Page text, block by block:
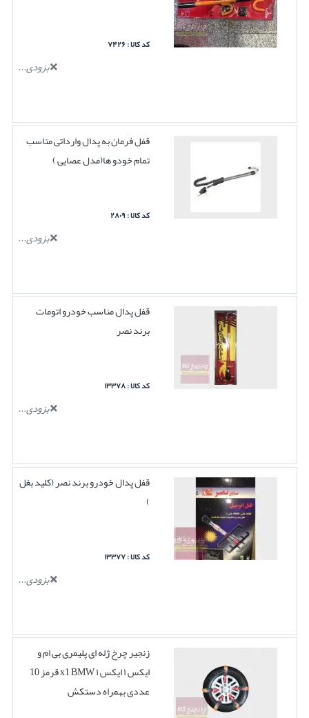
کد کالا : ۷۴۲۶
بزودی...
قفل فرمان به پدال وارداتی مناسب
تمام خودو ها(مدل عصایی )
کد کالا : ۲۸۰۹
بزودی...
قفل پدال مناسب خودرو اتومات
برند نصر
کد کالا : ۱۳۳۷۸
بزودی...
قفل پدال خودرو برند نصر (کلید بغل
)
کد کالا : ۱۳۳۷۷
بزودی...
زنجیر چرخ ژله ای پلیمری بی ام و
ایکس ۱ ایکس ۱ x1 BMW قرمز 10
عددی بهمراه دستکش